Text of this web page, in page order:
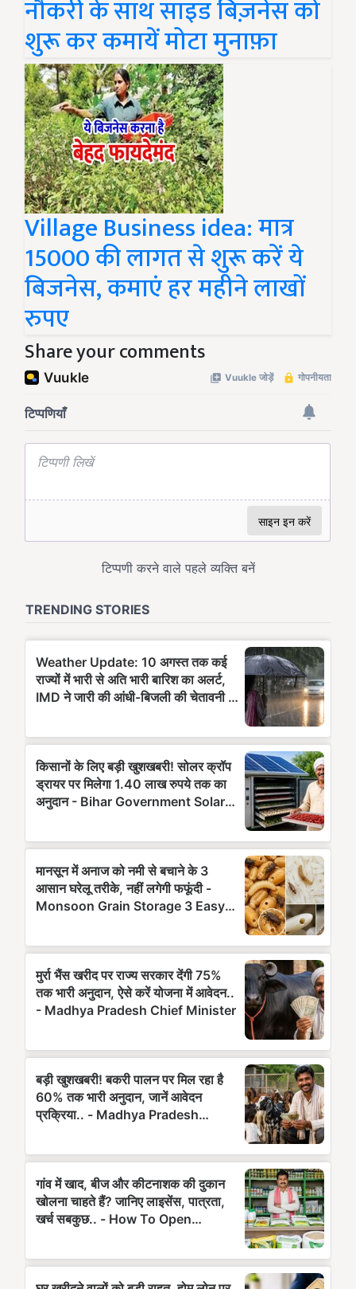
नौकरी के साथ साइड बिज़नेस को
शुरू कर कमायें मोटा मुनाफ़ा
Village Business idea: मात्र
15000 की लागत से शुरू करें ये
बिजनेस, कमाएं हर महीने लाखों
रुपए
Share your comments